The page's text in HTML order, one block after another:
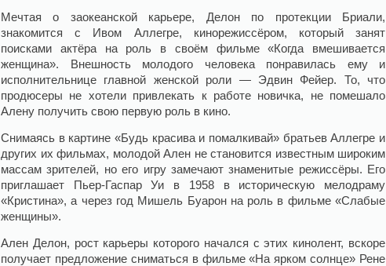
Мечтая о заокеанской карьере, Делон по протекции Бриали,
знакомится с Ивом Аллегре, кинорежиссёром, который занят
поисками актёра на роль в своём фильме «Когда вмешивается
женщина». Внешность молодого человека понравилась ему и
исполнительнице главной женской роли — Эдвин Фейер. То, что
продюсеры не хотели привлекать к работе новичка, не помешало
Алену получить свою первую роль в кино.
Снимаясь в картине «Будь красива и помалкивай» братьев Аллегре и
других их фильмах, молодой Ален не становится известным широким
массам зрителей, но его игру замечают знаменитые режиссёры. Его
приглашает Пьер-Гаспар Уи в 1958 в историческую мелодраму
«Кристина», а через год Мишель Буарон на роль в фильме «Слабые
женщины».
Ален Делон, рост карьеры которого начался с этих кинолент, вскоре
получает предложение сниматься в фильме «На ярком солнце» Рене